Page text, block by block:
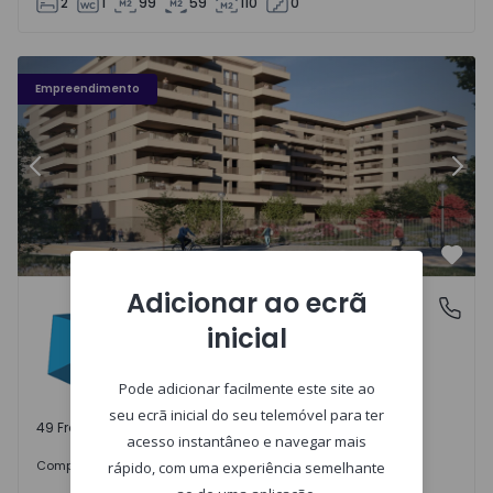
Empreendimento
Fachada PLENO JARDIM - 3
Anterior
Águas Santas, PortoPLENO JARDIM
Águas Santas, Porto
49 Frações disponíveis
Comprar desde 242.000 €
Adicionar ao ecrã
inicial
Pode adicionar facilmente este site ao
seu ecrã inicial do seu telemóvel para ter
acesso instantâneo e navegar mais
rápido, com uma experiência semelhante